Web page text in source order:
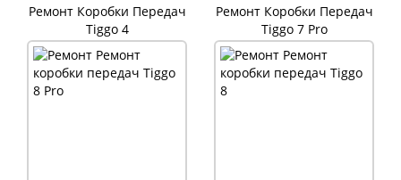
Ремонт Коробки Передач
Tiggo 4
Ремонт Коробки Передач
Tiggo 7 Pro